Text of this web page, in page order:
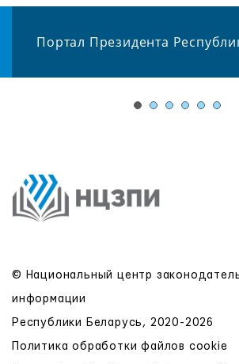
Портал Президента
© Национальный центр
информации
Республики Беларусь, 2020-2026
Политика обработки файлов cookie